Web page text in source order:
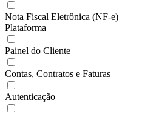
Nota Fiscal Eletrônica (NF-e)
Plataforma
Painel do Cliente
Contas, Contratos e Faturas
Autenticação